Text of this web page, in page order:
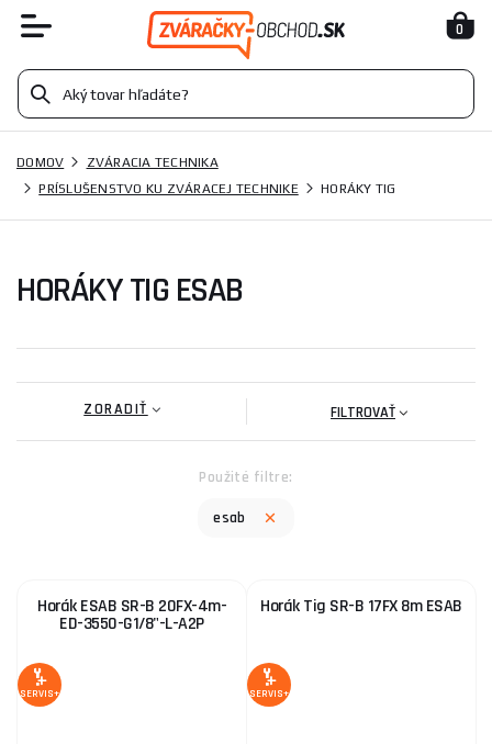
0
DOMOV
ZVÁRACIA TECHNIKA
PRÍSLUŠENSTVO KU ZVÁRACEJ TECHNIKE
HORÁKY TIG
HORÁKY TIG ESAB
ZORADIŤ FILTROVAŤ
Použité filtre:
esab
Horák ESAB SR-B 20FX-4m-
ED-3550-G1/8"-L-A2P
SERVIS+
Horák Tig SR-B 17FX 8m ESAB
SERVIS+